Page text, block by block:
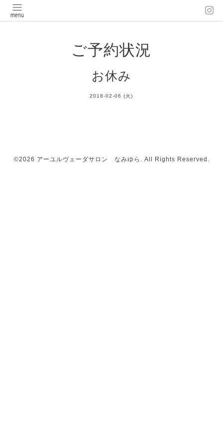
ご予約状況
お休み
2018-02-06 (火)
©2026 アーユルヴェーダサロン なみゆら . All Rights Reserved.